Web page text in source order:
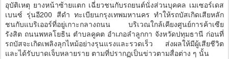
อุบัติเหตุ ยางหน้าซ้ายแตก เฉี่ยวชนกับรถยนต์นั่งส่วนบุคคล เมเซอร์เดส
เบนซ์ รุ่นอี200 สีดำ ทะเบียนกรุงเทพมหานคร ทำให้รถบัสเกิดเสียหลัก
ชนกับแบริเออร์ที่อยู่เกาะกลางถนน บริเวณใกล้เคียงศูนย์การค้าเซีย
รังสิต ถนนพหลโยธิน ตำบลคูคต อำเภอลำลูกกา จังหวัดปทุมธานี ก่อนที่
รถบัสจะเกิดเพลิงลุกไหม้อย่างรุนแรงและรวดเร็ว ส่งผลให้มีผู้เสียชีวิต
และได้รับบาดเจ็บหลายราย ตามที่ปรากฏเป็นข่าวตามสื่อต่าง ๆ นั้น